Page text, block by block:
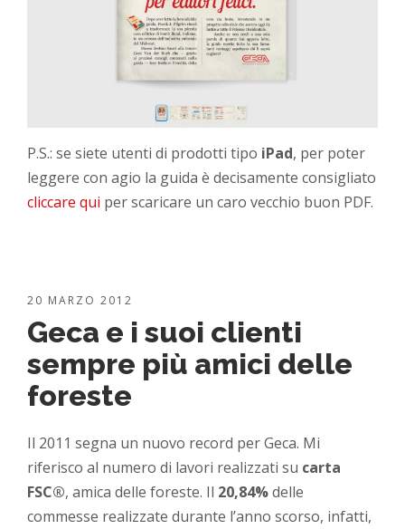
P.S.: se siete utenti di prodotti tipo iPad, per poter
leggere con agio la guida è decisamente consigliato
cliccare qui per scaricare un caro vecchio buon PDF.
20 MARZO 2012
Geca e i suoi clienti
sempre più amici delle
foreste
Il 2011 segna un nuovo record per Geca. Mi
riferisco al numero di lavori realizzati su carta
FSC®, amica delle foreste. Il 20,84%delle
commesse realizzate durante l’anno scorso, infatti,